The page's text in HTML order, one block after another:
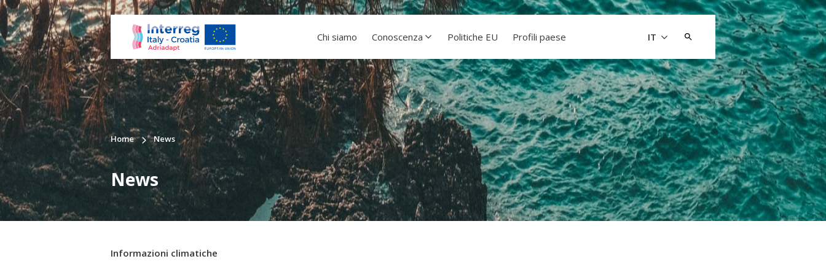
IT
Chi siamo Conoscenza Politiche EU Profili paese Cerca:
Home News
News
Informazioni climatiche